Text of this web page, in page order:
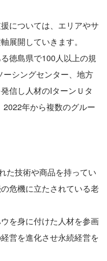
については、エリアやサ
展開していきます。
徳島県で100人以上の規
シングセンター、地方
信し人材のIターンＵタ
年から複数のグルー
た技術や商品を持ってい
危機に立たされている老
を身に付けた人材を参画
営を進化させ永続経営を